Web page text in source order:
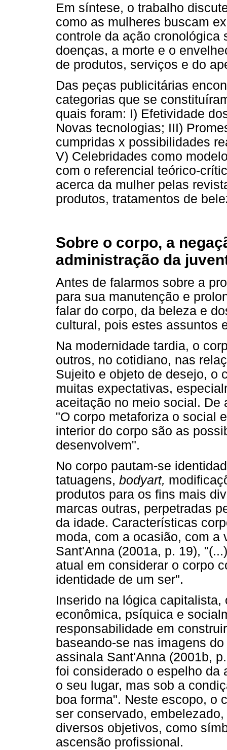
Em síntese, o trabalho
como as mulheres buscam
controle da ação cronológica
doenças, a morte e o
de produtos, serviços e do
Das peças publicitárias
categorias que se
quais foram: I) Efetividade
Novas tecnologias; III)
cumpridas x possibilidades
V) Celebridades como
com o referencial teórico-
acerca da mulher pelas
produtos, tratamentos de
Sobre o corpo, a
administração da
Antes de falarmos sobre a
para sua manutenção e
falar do corpo, da beleza e
cultural, pois estes assuntos
Na modernidade tardia, o
outros, no cotidiano, nas
Sujeito e objeto de desejo, o
muitas expectativas,
aceitação no meio social. De
"O corpo metaforiza o social
interior do corpo são as
desenvolvem".
No corpo pautam-se
tatuagens, bodyart,
produtos para os fins mais
marcas outras, perpetradas
da idade. Características
moda, com a ocasião, com a
Sant'Anna (2001a, p. 19),
atual em considerar o corpo
identidade de um ser".
Inserido na lógica
econômica, psíquica e
responsabilidade em
baseando-se nas imagens
assinala Sant'Anna (2001b,
foi considerado o espelho da
o seu lugar, mas sob a
boa forma". Neste escopo, o
ser conservado,
diversos objetivos, como
ascensão profissional.